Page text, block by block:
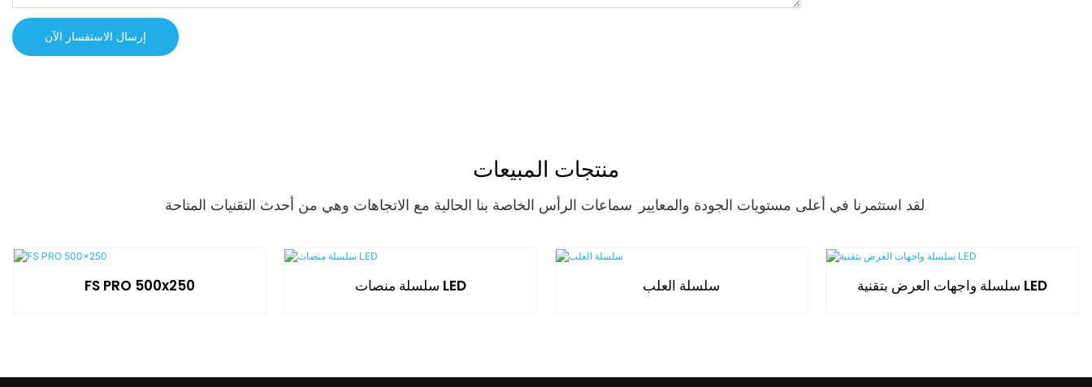
إرسال الاستفسار الآن
منتجات المبيعات
لقد استثمرنا في أعلى مستويات الجودة والمعايير. سماعات الرأس الخاصة بنا الحالية مع الاتجاهات وهي من أحدث التقنيات المتاحة.
FS PRO 500x250 سلسلة منصات LED سلسلة العلب سلسلة واجهات العرض بتقنية LED